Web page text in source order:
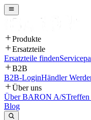
Produkte
Ersatzteile
Ersatzteile finden
B2B
B2B-LoginHändler
Über uns
Über BARON A/STreffen
Blog